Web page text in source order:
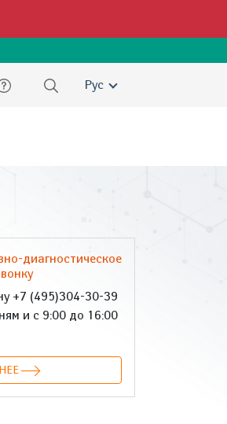
Русский
диагностическое
+7 (495)304-30-39
и с 9:00 до 16:00